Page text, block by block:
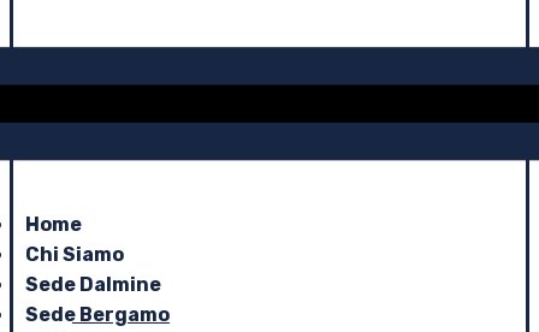
Home
Chi Siamo
Sede Dalmine
Sede Bergamo